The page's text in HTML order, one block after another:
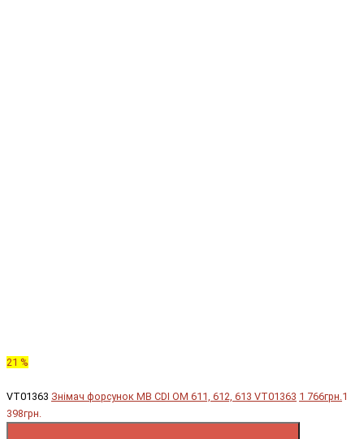
21 %
VT01363 Знімач форсунок MB CDI OM 611, 612, 613 VT01363 1 766грн.1
398грн.